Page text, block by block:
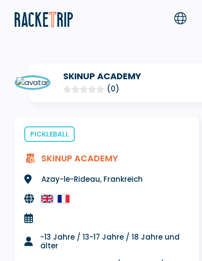
SKINUP ACADEMY
(0)
PICKLEBALL
SKINUP ACADEMY
Azay-le-Rideau, Frankreich
-13 Jahre / 13-17 Jahre / 18 Jahre und
älter